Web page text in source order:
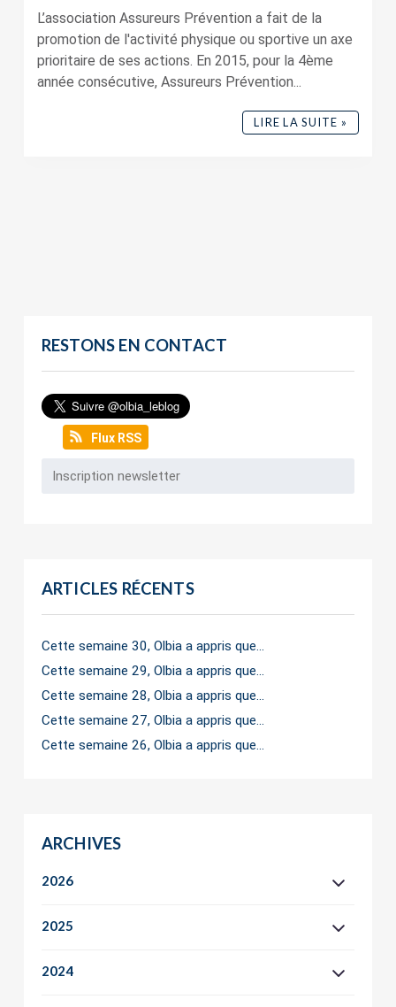
L’association Assureurs Prévention a fait de la
promotion de l'activité physique ou sportive un axe
prioritaire de ses actions. En 2015, pour la 4ème
année consécutive, Assureurs Prévention...
LIRE LA SUITE »
RESTONS EN CONTACT
Flux RSS
ARTICLES RÉCENTS
Cette semaine 30, Olbia a appris que…
Cette semaine 29, Olbia a appris que…
Cette semaine 28, Olbia a appris que…
Cette semaine 27, Olbia a appris que…
Cette semaine 26, Olbia a appris que…
ARCHIVES
2026
2025
2024